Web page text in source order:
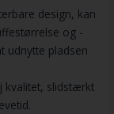
design, kan
og -
udnytte pladsen
kvalitet, slidstærkt